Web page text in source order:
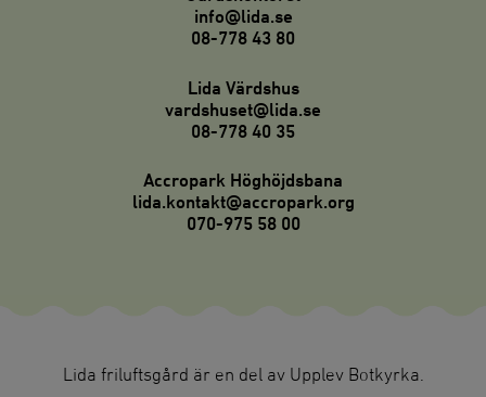
info@lida.se
08-778 43 80
Lida Värdshus
vardshuset@lida.se
08-778 40 35
Accropark Höghöjdsbana
lida.kontakt@accropark.org
070-975 58 00
Lida friluftsgård är en del av Upplev Botkyrka.